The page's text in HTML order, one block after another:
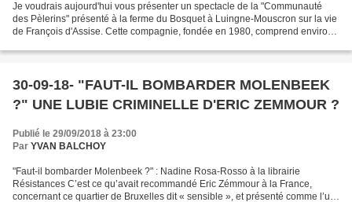
Je voudrais aujourd'hui vous présenter un spectacle de la "Communauté
des Pèlerins" présenté à la ferme du Bosquet à Luingne-Mouscron sur la vie
de François d'Assise. Cette compagnie, fondée en 1980, comprend environ
30-09-18- "FAUT-IL BOMBARDER MOLENBEEK
?" UNE LUBIE CRIMINELLE D'ERIC ZEMMOUR ?
Publié le 29/09/2018 à 23:00
Par YVAN BALCHOY
"Faut-il bombarder Molenbeek ?" : Nadine Rosa-Rosso à la librairie
Résistances C’est ce qu’avait recommandé Eric Zémmour à la France,
concernant ce quartier de Bruxelles dit « sensible », et présenté comme l’un